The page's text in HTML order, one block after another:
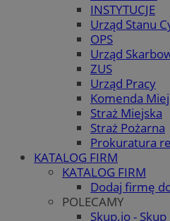
INSTYTUCJE
Urząd Stanu
OPS
Urząd
ZUS
Urząd Pracy
Komenda
Straż Miejska
Straż Pożarna
Prokuratura
KATALOG FIRM
KATALOG FIRM
Dodaj firmę
POLECAMY
Skup.io -